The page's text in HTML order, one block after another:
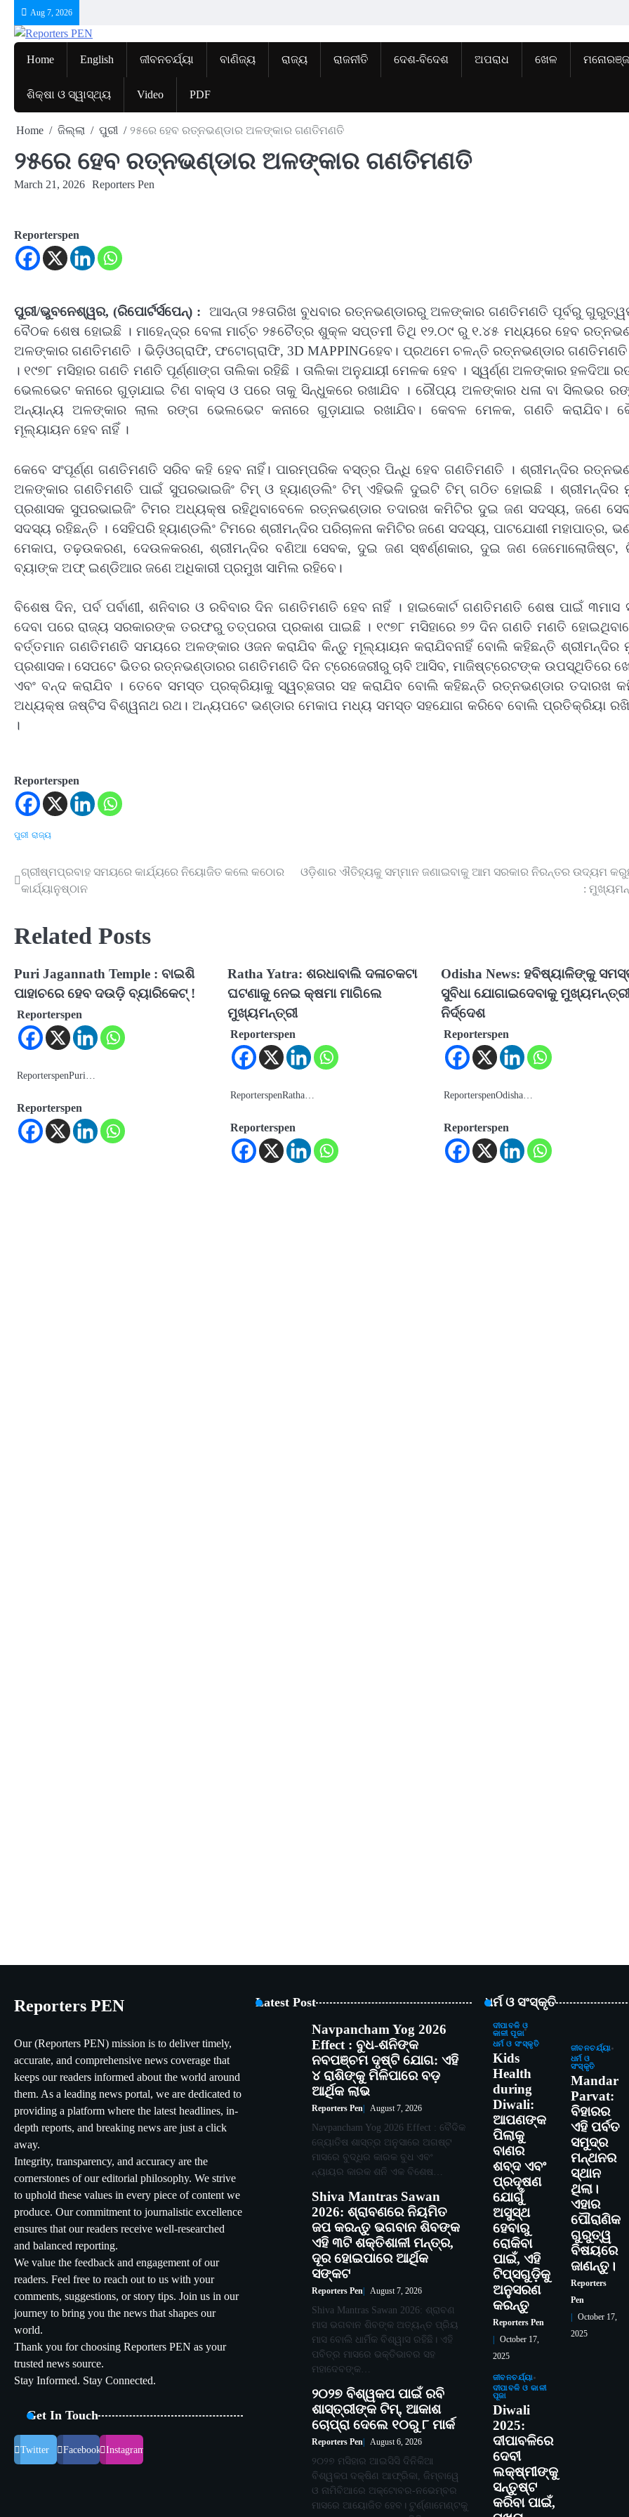
content
Aug 7, 2026
Home English ଜୀବନଚର୍ଯ୍ୟା ବାଣିଜ୍ୟ ରାଜ୍ୟ ରାଜନୀତି ଦେଶ-ବିଦେଶ ଅପରାଧ ଖେଳ
ଶିକ୍ଷା ଓ ସ୍ୱାସ୍ଥ୍ୟ Video PDF
Home ଜିଲ୍ଲା ପୁରୀ ୨୫ରେ ହେବ ରତ୍ନଭଣ୍ଡାର ଅଳଙ୍କାର ଗଣତିମଣତି
୨୫ରେ ହେବ ରତ୍ନଭଣ୍ଡାର ଅଳଙ୍କାର ଗଣତିମଣତି
March 21, 2026 Reporters Pen
Reporterspen
ପୁରୀ/ଭୁବନେଶ୍ୱର, (ରିପୋର୍ଟର୍ସପେନ୍‌) : ଆସନ୍ତା ୨୫ତାରିଖ ବୁଧବାର ରତ୍ନଭଣ୍ଡାରରୁ ଅଳଙ୍କାର ଗଣତିମଣତି ପୂର୍ବରୁ
ବୈଠକ ଶେଷ ହୋଇଛି । ମାହେନ୍ଦ୍ର ବେଳା ମାର୍ଚ୍ଚ ୨୫ଚୈତ୍ର ଶୁକ୍ଳ ସପ୍ତମୀ ତିଥି ୧୨.୦୯ ରୁ ୧.୪୫ ମଧ୍ୟରେ ହେବ
ଅଳଙ୍କାର ଗଣତିମଣତି । ଭିଡ଼ିଓଗ୍ରାଫି, ଫଟୋଗ୍ରାଫି, 3D MAPPINGହେବ। ପ୍ରଥମେ ଚଳନ୍ତି ରତ୍ନଭଣ୍ଡାର ଗଣତିମଣତି
। ୧୯୭୮ ମସିହାର ଗଣତି ମଣତି ପୂର୍ଣ୍ଣାଙ୍ଗ ତାଲିକା ରହିଛି । ତାଲିକା ଅନୁଯାୟୀ ମେଳକ ହେବ । ସ୍ୱର୍ଣ୍ଣ ଅଳଙ୍କାର ହଳଦିଆ
ଭେଲଭେଟ କନାରେ ଗୁଡ଼ାଯାଇ ଟିଣ ବାକ୍ସ ଓ ପରେ ତାକୁ ସିନ୍ଧୁକରେ ରଖାଯିବ । ରୌପ୍ୟ ଅଳଙ୍କାର ଧଳା ବା ସିଲଭର
ଅନ୍ୟାନ୍ୟ ଅଳଙ୍କାର ଲାଲ ରଙ୍ଗ ଭେଲଭେଟ କନାରେ ଗୁଡ଼ାଯାଇ ରଖାଯିବ। କେବଳ ମେଳକ, ଗଣତି କରାଯିବ।
ମୂଲ୍ୟାୟନ ହେବ ନାହିଁ ।
କେବେ ସଂପୂର୍ଣ୍ଣ ଗଣତିମଣତି ସରିବ କହି ହେବ ନାହିଁ। ପାରମ୍ପରିକ ବସ୍ତ୍ର ପିନ୍ଧି ହେବ ଗଣତିମଣତି । ଶ୍ରୀମନ୍ଦିର
ଅଳଙ୍କାର ଗଣତିମଣତି ପାଇଁ ସୁପରଭାଇଜିଂ ଟିମ୍ ଓ ହ୍ୟାଣ୍ଡଲିଂ ଟିମ୍ ଏହିଭଳି ଦୁଇଟି ଟିମ୍ ଗଠିତ ହୋଇଛି । ଶ୍ରୀମନ୍ଦିର
ପ୍ରଶାସକ ସୁପରଭାଇଜିଂ ଟିମର ଅଧ୍ୟକ୍ଷ ରହିଥିବାବେଳେ ରତ୍ନଭଣ୍ଡାର ତଦାରଖ କମିଟିର ଦୁଇ ଜଣ ସଦସ୍ୟ, ଜଣେ
ସଦସ୍ୟ ରହିଛନ୍ତି । ସେହିପରି ହ୍ୟାଣ୍ଡଲିଂ ଟିମରେ ଶ୍ରୀମନ୍ଦିର ପରିଚାଳନା କମିଟିର ଜଣେ ସଦସ୍ୟ, ପାଟଯୋଶୀ ମହାପାତ୍ର,
ମେକାପ, ତଢ଼ଉକରଣ, ଦେଉଳକରଣ, ଶ୍ରୀମନ୍ଦିର ବଣିଆ ସେବକ, ଦୁଇ ଜଣ ସ୍ଵର୍ଣ୍ଣକାର, ଦୁଇ ଜଣ ଜେମୋଲୋଜିଷ୍ଟ,
ବ୍ୟାଙ୍କ ଅଫ୍ ଇଣ୍ଡିଆର ଜଣେ ଅଧିକାରୀ ପ୍ରମୁଖ ସାମିଲ ରହିବେ।
ବିଶେଷ ଦିନ, ପର୍ବ ପର୍ବାଣୀ, ଶନିବାର ଓ ରବିବାର ଦିନ ଗଣତିମଣତି ହେବ ନାହିଁ । ହାଇକୋର୍ଟ ଗଣତିମଣତି ଶେଷ ପାଇଁ ୩ମାସ
ଦେବା ପରେ ରାଜ୍ୟ ସରକାରଙ୍କ ତରଫରୁ ତତ୍ପରତା ପ୍ରକାଶ ପାଇଛି । ୧୯୭୮ ମସିହାରେ ୭୨ ଦିନ ଗଣତି ମଣତି
ବର୍ତ୍ତମାନ ଗଣତିମଣତି ସମୟରେ ଅଳଙ୍କାର ଓଜନ କରାଯିବ କିନ୍ତୁ ମୂଲ୍ୟାୟନ କରାଯିବନାହିଁ ବୋଲି କହିଛନ୍ତି ଶ୍ରୀମନ୍ଦିର
ପ୍ରଶାସକ। ସେପଟେ ଭିତର ରତ୍ନଭଣ୍ଡାରର ଗଣତିମଣତି ଦିନ ଟ୍ରେଜେରୀରୁ ଚାବି ଆସିବ, ମାଜିଷ୍ଟ୍ରେଟଙ୍କ ଉପସ୍ଥିତିରେ
ଏବଂ ବନ୍ଦ କରାଯିବ । ତେବେ ସମସ୍ତ ପ୍ରକ୍ରିୟାକୁ ସ୍ୱଚ୍ଛତାର ସହ କରାଯିବ ବୋଲି କହିଛନ୍ତି ରତ୍ନଭଣ୍ଡାର ତଦାରଖ
ଅଧ୍ୟକ୍ଷ ଜଷ୍ଟିସ ବିଶ୍ୱନାଥ ରଥ। ଅନ୍ୟପଟେ ଭଣ୍ଡାର ମେକାପ ମଧ୍ୟ ସମସ୍ତ ସହଯୋଗ କରିବେ ବୋଲି ପ୍ରତିକ୍ରିୟା
।
Reporterspen
ପୁରୀ ରାଜ୍ୟ
Post
navigation
ଗ୍ରୀଷ୍ମପ୍ରବାହ ସମୟରେ କାର୍ଯ୍ୟରେ ନିୟୋଜିତ କଲେ କଠୋର
କାର୍ଯ୍ୟାନୁଷ୍ଠାନ
ଓଡ଼ିଶାର ଐତିହ୍ୟକୁ ସମ୍ମାନ ଜଣାଇବାକୁ ଆମ ସରକାର ନିରନ୍ତର ଉଦ୍ୟମ
:
Related Posts
Puri Jagannath Temple : ବାଇଶି
ପାହାଚରେ ହେବ ଦଉଡି଼ ବ୍ୟାରିକେଟ୍ !
Reporterspen
ReporterspenPuri…
Reporterspen
Ratha Yatra: ଶରଧାବାଲି ଦଳାଚକଟା
ଘଟଣାକୁ ନେଇ କ୍ଷମା ମାଗିଲେ
ମୁଖ୍ୟମନ୍ତ୍ରୀ
Reporterspen
ReporterspenRatha…
Reporterspen
Odisha News: ହବିଷ୍ୟାଳିଙ୍କୁ
ସୁବିଧା ଯୋଗାଇଦେବାକୁ
ନିର୍ଦ୍ଦେଶ
Reporterspen
ReporterspenOdisha…
Reporterspen
Reporters PEN
Our (Reporters PEN) mission is to deliver timely,
accurate, and comprehensive news coverage that
keeps our readers informed about the world around
them. As a leading news portal, we are dedicated to
providing a platform where the latest headlines, in-
depth reports, and breaking news are just a click
away.
Integrity, transparency, and accuracy are the
cornerstones of our editorial philosophy. We strive
to uphold these values in every piece of content we
produce. Our commitment to journalistic excellence
ensures that our readers receive well-researched
and balanced reporting.
We value the feedback and engagement of our
readers. Feel free to reach out to us with your
comments, suggestions, or story tips. Join us in our
journey to bring you the news that shapes our
world.
Thank you for choosing Reporters PEN as your
trusted news source.
Stay Informed. Stay Connected.
Get In Touch
Twitter Facebook Instagram
Latest Post
Navpancham Yog 2026
Effect : ବୁଧ-ଶନିଙ୍କ
ନବପଞ୍ଚମ ଦୃଷ୍ଟି ଯୋଗ: ଏହି
୪ ରାଶିଙ୍କୁ ମିଳିପାରେ ବଡ଼
ଆର୍ଥିକ ଲାଭ
Reporters Pen August 7, 2026
Navpancham Yog 2026 Effect : ବୈଦିକ
ଜ୍ୟୋତିଷ ଶାସ୍ତ୍ର ଅନୁସାରେ ଅଗଷ୍ଟ
ମାସରେ ବୁଦ୍ଧିର କାରକ ବୁଧ ଏବଂ
ନ୍ୟାୟର କାରକ ଶନି ଏକ ବିଶେଷ…
Shiva Mantras Sawan
2026: ଶ୍ରାବଣରେ ନିୟମିତ
ଜପ କରନ୍ତୁ ଭଗବାନ ଶିବଙ୍କ
ଏହି ୩ଟି ଶକ୍ତିଶାଳୀ ମନ୍ତ୍ର,
ଦୂର ହୋଇପାରେ ଆର୍ଥିକ
ସଙ୍କଟ
Reporters Pen August 7, 2026
Shiva Mantras Sawan 2026: ଶ୍ରାବଣ
ମାସ ଭଗବାନ ଶିବଙ୍କ ଅତ୍ୟନ୍ତ ପ୍ରିୟ
ମାସ ବୋଲି ଧାର୍ମିକ ବିଶ୍ୱାସ ରହିଛି। ଏହି
ପବିତ୍ର ମାସରେ ଭକ୍ତିଭାବର ସହ
ମହାଦେବଙ୍କ…
୨୦୨୭ ବିଶ୍ୱକପ ପାଇଁ ରବି
ଶାସ୍ତ୍ରୀଙ୍କ ଟିମ୍, ଆକାଶ
ଚୋପ୍ରା ଦେଲେ ୧୦ରୁ ୮ ମାର୍କ
Reporters Pen August 6, 2026
୨୦୨୭ ମସିହାର ଆଇସିସି ଦିନିକିଆ
ବିଶ୍ୱକପ ଦକ୍ଷିଣ ଆଫ୍ରିକା, ଜିମ୍ବାୱେ
ଓ ନାମିବିଆରେ ଅକ୍ଟୋବର-ନଭେମ୍ବର
ମାସରେ ଆୟୋଜିତ ହେବ। ଟୁର୍ଣ୍ଣାମେଣ୍ଟକୁ
ଧର୍ମ ଓ ସଂସ୍କୃତି
ଦୀପାବଳି ଓ
କାଳୀ ପୂଜା
ଧର୍ମ ଓ ସଂସ୍କୃତି
Kids
Health
during
Diwali:
ଆପଣଙ୍କ
ପିଲାକୁ
ବାଣର
ଶବ୍ଦ ଏବଂ
ପ୍ରଦୂଷଣ
ଯୋଗୁଁ
ଅସୁସ୍ଥ
ହେବାରୁ
ରୋକିବା
ପାଇଁ, ଏହି
ଟିପ୍ସଗୁଡ଼ିକୁ
ଅନୁସରଣ
କରନ୍ତୁ
Reporters Pen
October 17,
2025
ଜୀବନଚର୍ଯ୍ୟା
ଧର୍ମ ଓ
ସଂସ୍କୃତି
Mandar
Parvat:
ବିହାରର
ଏହି ପର୍ବତ
ସମୁଦ୍ର
ମନ୍ଥନର
ସ୍ଥାନ
ଥିଲା।
ଏହାର
ପୌରାଣିକ
ଗୁରୁତ୍ୱ
ବିଷୟରେ
ଜାଣନ୍ତୁ।
Reporters
Pen
October 17,
2025
ଜୀବନଚର୍ଯ୍ୟା
ଦୀପାବଳି ଓ କାଳୀ
ପୂଜା
Diwali
2025:
ଦୀପାବଳିରେ
ଦେବୀ
ଲକ୍ଷ୍ମୀଙ୍କୁ
ସନ୍ତୁଷ୍ଟ
କରିବା ପାଇଁ,